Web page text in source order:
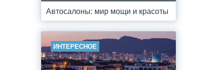
Автосалоны: мир мощи и красоты
ИНТЕРЕСНОЕ